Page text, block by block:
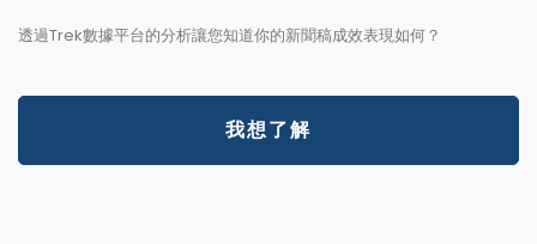
透過Trek數據平台的分析讓您知道你的新聞稿成效表現如何？
我想了解